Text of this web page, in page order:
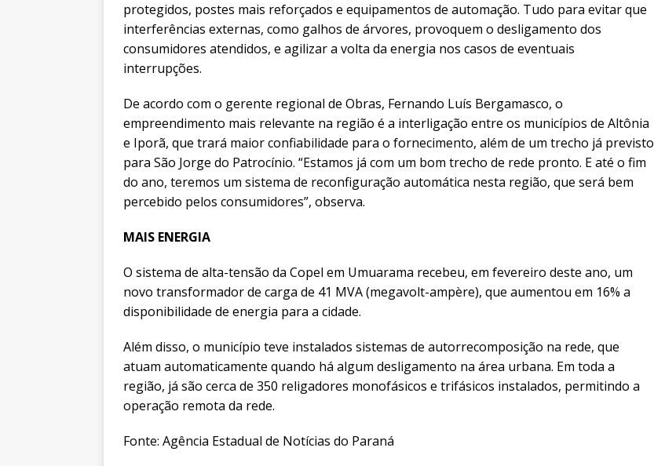
protegidos, postes mais reforçados e equipamentos de automação. Tudo para evitar que
interferências externas, como galhos de árvores, provoquem o desligamento dos
consumidores atendidos, e agilizar a volta da energia nos casos de eventuais
interrupções.
De acordo com o gerente regional de Obras, Fernando Luís Bergamasco, o
empreendimento mais relevante na região é a interligação entre os municípios de Altônia
e Iporã, que trará maior confiabilidade para o fornecimento, além de um trecho já previsto
para São Jorge do Patrocínio. “Estamos já com um bom trecho de rede pronto. E até o fim
do ano, teremos um sistema de reconfiguração automática nesta região, que será bem
percebido pelos consumidores”, observa.
MAIS ENERGIA
O sistema de alta-tensão da Copel em Umuarama recebeu, em fevereiro deste ano, um
novo transformador de carga de 41 MVA (megavolt-ampère), que aumentou em 16% a
disponibilidade de energia para a cidade.
Além disso, o município teve instalados sistemas de autorrecomposição na rede, que
atuam automaticamente quando há algum desligamento na área urbana. Em toda a
região, já são cerca de 350 religadores monofásicos e trifásicos instalados, permitindo a
operação remota da rede.
Fonte: Agência Estadual de Notícias do Paraná